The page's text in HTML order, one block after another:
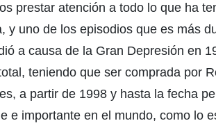
prestar atención a todo lo que ha
y uno de los episodios que es más
a causa de la Gran Depresión en
teniendo que ser comprada por
a partir de 1998 y hasta la fecha
e importante en el mundo, como lo